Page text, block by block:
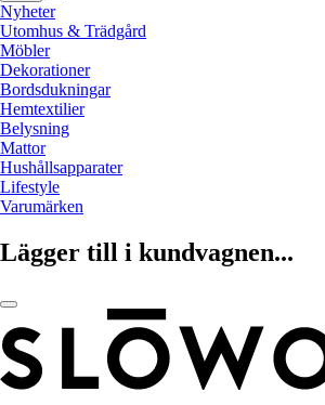
Nyheter
Utomhus & Trädgård
Möbler
Dekorationer
Bordsdukningar
Hemtextilier
Belysning
Mattor
Hushållsapparater
Lifestyle
Varumärken
Lägger till i kundvagnen...